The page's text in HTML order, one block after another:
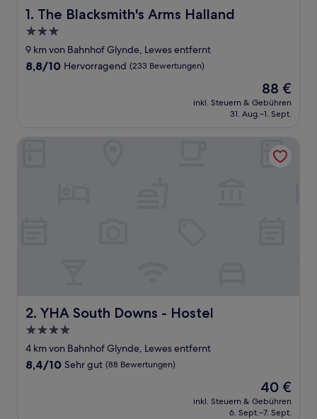
1. The Blacksmith's Arms Halland
The Blacksmith's Arms Halland
3.0-
Sterne-
Unterkunft
9 km von Bahnhof Glynde, Lewes entfernt
8.8
8,8/10 Hervorragend (233 Bewertungen)
Der
Preis
beträgt
88 €
inkl. Steuern & Gebühren
31. Aug.–1. Sept.
2. YHA South Downs - Hostel
YHA South Downs - Hostel
4.0-
Sterne-
Unterkunft
4 km von Bahnhof Glynde, Lewes entfernt
8.4
8,4/10 Sehr gut (88 Bewertungen)
Der
Preis
beträgt
40 €
inkl. Steuern & Gebühren
6. Sept.–7. Sept.